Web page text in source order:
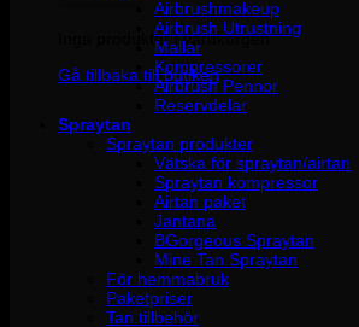
Inga produkter i varukorgen.
Gå tillbaka till butiken
Airbrushmakeup
Airbrush Utrustning
Mallar
Kompressorer
Airbrush Pennor
Reservdelar
Spraytan
Spraytan produkter
Vätska för spraytan/airtan
Spraytan kompressor
Airtan paket
Jantana
BGorgeous Spraytan
Mine Tan Spraytan
För hemmabruk
Paketpriser
Tan tillbehör